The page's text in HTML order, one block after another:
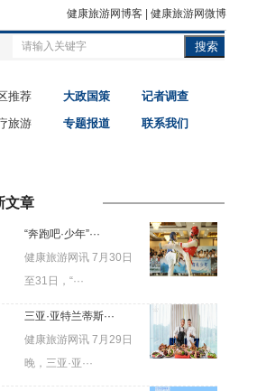
健康旅游网博客 健康旅游网微博
搜索
推荐 大政国策
记者调查
旅游 专题报道 联系我们
文章
“奔跑吧·少年”···
健康旅游网讯 7月30日
至31日，“···
三亚·亚特兰蒂斯···
健康旅游网讯 7月29日
晚，三亚·亚···